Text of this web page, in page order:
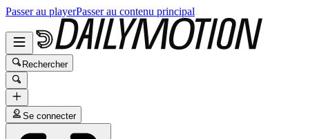
Passer au playerPasser au contenu principal
Rechercher
Se connecter